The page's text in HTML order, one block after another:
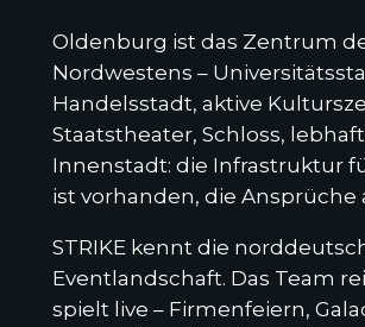
Oldenburg ist das Zentrum
Nordwestens –
Handelsstadt, aktive
Staatstheater, Schloss,
Innenstadt: die Infrastruktur
ist vorhanden, die Ansprüche
STRIKE kennt die
Eventlandschaft. Das Team
spielt live – Firmenfeiern,